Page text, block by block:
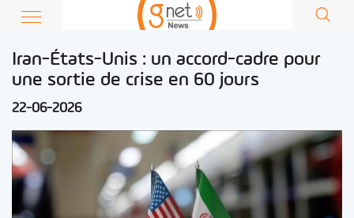
Iran-États-Unis : un accord-cadre pour
une sortie de crise en 60 jours
22-06-2026